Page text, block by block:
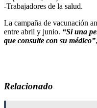
-Trabajadores de la salud.
La campaña de vacunación
entre abril y junio. “Si una
que consulte con su médico”
Relacionado